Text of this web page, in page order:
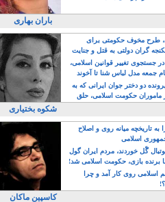
باران بهاری
مخوف حکومتی برای
گران دولتی به قتل و جنایت
جستجوی تغییر قوانین اسلامی،
جمعه مدل لباس شنا تا آخوند
دو دختر جوان ایرانی که به
ماموران حکومت اسلامی، حلق
شکوه بختیاری
به تاریخچه میانه روی و اصلاح
اسلامی
گًل خوردند، مردم ایران گول
برنده بازی، حکومت اسلامی شد!
اسلامی روی کار آمد و چرا
کاسپین ماکان